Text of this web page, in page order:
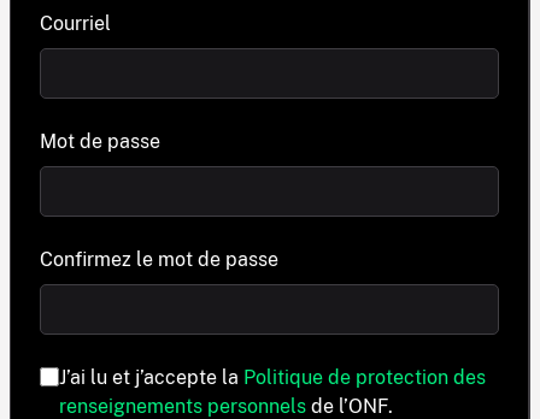
Courriel
Mot de passe
Confirmez le mot de passe
J’ai lu et j’accepte la Politique de protection des
renseignements personnels de l’ONF.